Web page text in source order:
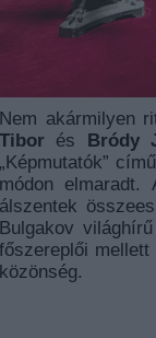
Nem akármilyen
Tibor és Bródy
„Képmutatók”
módon
álszentek
Bulgakov
főszereplői
közönség.